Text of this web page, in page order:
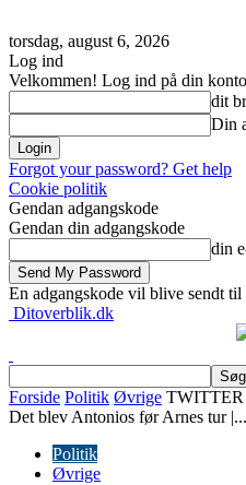
torsdag, august 6, 2026
Log ind
Velkommen! Log ind på din konto
dit
Din
Forgot your password? Get help
Cookie politik
Gendan adgangskode
Gendan din adgangskode
din
En adgangskode vil blive sendt til
Ditoverblik.dk
Forside Politik Øvrige TWITTER
Det blev Antonios før Arnes tur |...
Politik
Øvrige